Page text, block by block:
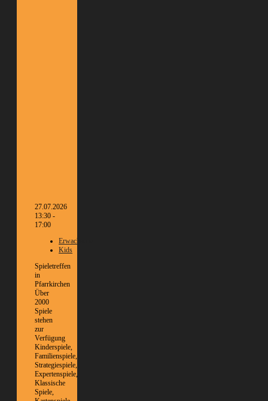
27.07.2026
13:30 -
17:00
Erwachsene
Kids
Spieletreffen
in
Pfarrkirchen
Über
2000
Spiele
stehen
zur
Verfügung
Kinderspiele,
Familienspiele,
Strategiespiele,
Expertenspiele,
Klassische
Spiele,